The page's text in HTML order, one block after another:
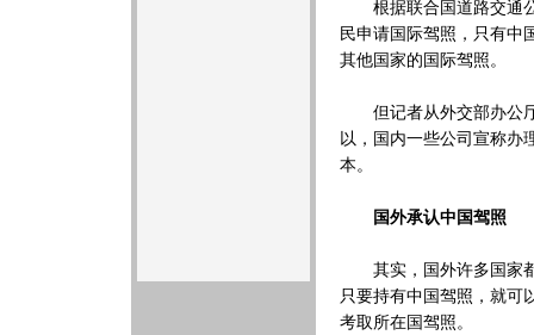
根据联合国道路交通公
民申请国际驾照，只有中
其他国家的国际驾照。
但记者从外交部办公厅
以，国内一些公司宣称办
本。
国外承认中国驾照
其实，国外许多国家都
只要持有中国驾照，就可
考取所在国驾照。